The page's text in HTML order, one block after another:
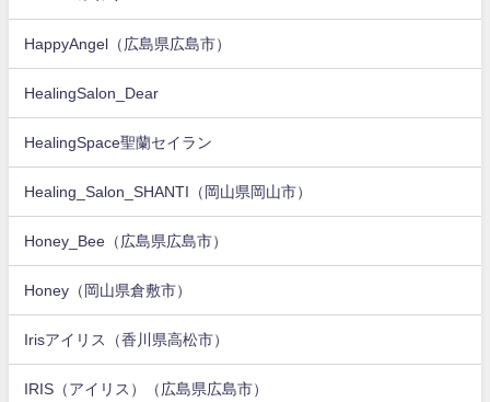
HappyAngel（広島県広島市）
HealingSalon_Dear
HealingSpace聖蘭セイラン
Healing_Salon_SHANTI（岡山県岡山市）
Honey_Bee（広島県広島市）
Honey（岡山県倉敷市）
Irisアイリス（香川県高松市）
IRIS（アイリス）（広島県広島市）